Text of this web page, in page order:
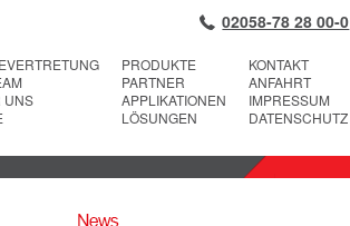
02058-78 28 00-0
UNS
PRODUKTE
PARTNER
APPLIKATIONEN
LÖSUNGEN
KONTAKT
ANFAHRT
IMPRESSUM
DATENSCHUTZ